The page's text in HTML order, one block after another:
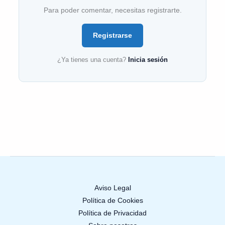
Para poder comentar, necesitas registrarte.
Registrarse
¿Ya tienes una cuenta? Inicia sesión
Aviso Legal
Política de Cookies
Política de Privacidad